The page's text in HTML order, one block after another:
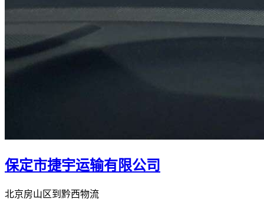
保定市捷宇运输有限公司
北京房山区到黔西物流